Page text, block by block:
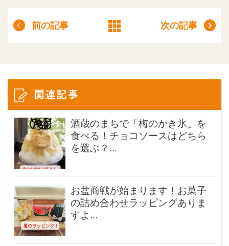
前の記事 次の記事
関連記事
酒蔵のまちで「梅のかき氷」を
食べる！チョコソースはどちら
を選ぶ？...
お盆商戦が始まります！お菓子
の詰め合わせラッピングありま
すよ...